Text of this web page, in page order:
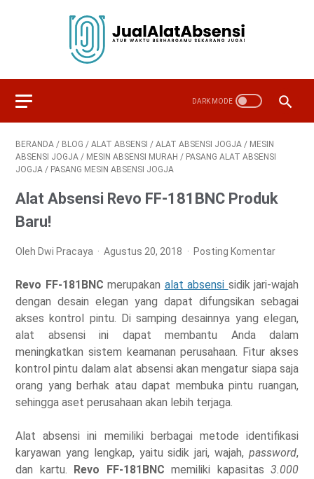
BERANDA / BLOG / ALAT ABSENSI / ALAT ABSENSI JOGJA / MESIN
ABSENSI JOGJA / MESIN ABSENSI MURAH / PASANG ALAT ABSENSI
JOGJA / PASANG MESIN ABSENSI JOGJA
Alat Absensi Revo FF-181BNC Produk
Baru!
Oleh Dwi Pracaya Agustus 20, 2018 Posting Komentar
Revo FF-181BNC merupakan alat absensi sidik jari-wajah
dengan desain elegan yang dapat difungsikan sebagai
akses kontrol pintu. Di samping desainnya yang elegan,
alat absensi ini dapat membantu Anda dalam
meningkatkan sistem keamanan perusahaan. Fitur akses
kontrol pintu dalam alat absensi akan mengatur siapa saja
orang yang berhak atau dapat membuka pintu ruangan,
sehingga aset perusahaan akan lebih terjaga.
Alat absensi ini memiliki berbagai metode identifikasi
karyawan yang lengkap, yaitu sidik jari, wajah, password,
dan kartu. Revo FF-181BNC memiliki kapasitas 3.000